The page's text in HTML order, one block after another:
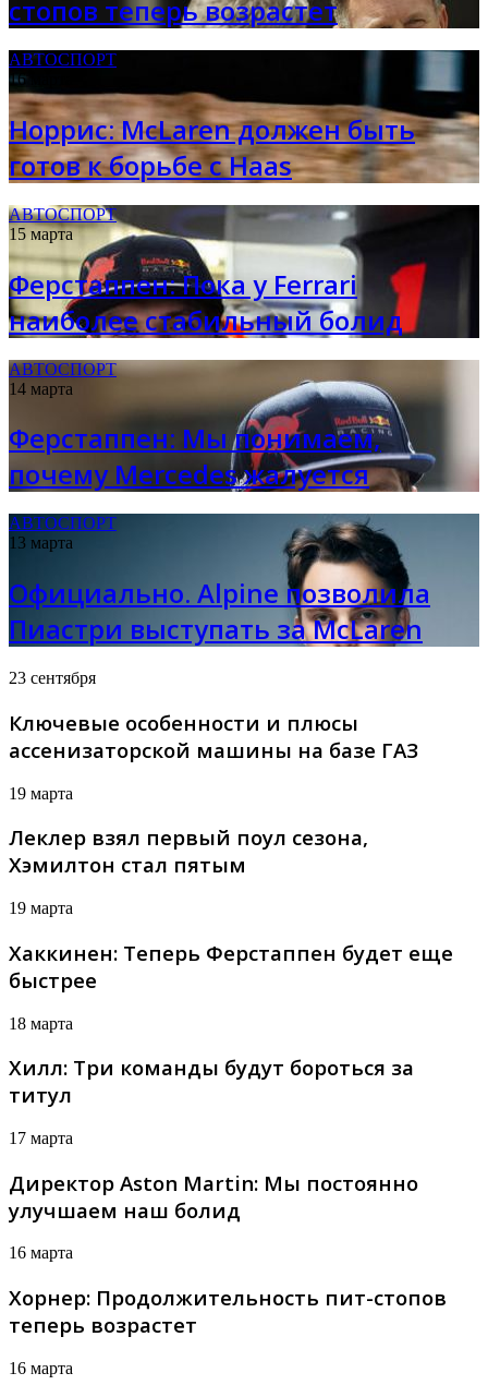
стопов теперь возрастет
АВТОСПОРТ
16 марта
Норрис: McLaren должен быть
готов к борьбе с Haas
АВТОСПОРТ
15 марта
Ферстаппен: Пока у Ferrari
наиболее стабильный болид
АВТОСПОРТ
14 марта
Ферстаппен: Мы понимаем,
почему Mercedes жалуется
АВТОСПОРТ
13 марта
Официально. Alpine позволила
Пиастри выступать за McLaren
23 сентября
Ключевые особенности и плюсы
ассенизаторской машины на базе ГАЗ
19 марта
Леклер взял первый поул сезона,
Хэмилтон стал пятым
19 марта
Хаккинен: Теперь Ферстаппен будет еще
быстрее
18 марта
Хилл: Три команды будут бороться за
титул
17 марта
Директор Aston Martin: Мы постоянно
улучшаем наш болид
16 марта
Хорнер: Продолжительность пит-стопов
теперь возрастет
16 марта